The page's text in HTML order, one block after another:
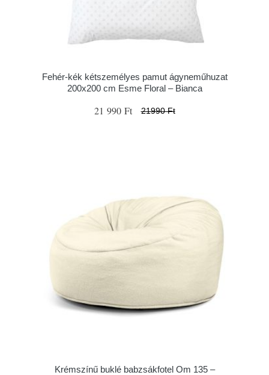
Fehér-kék kétszemélyes pamut ágyneműhuzat
200x200 cm Esme Floral – Bianca
21 990 Ft 21990 Ft
Krémszínű buklé babzsákfotel Om 135 –